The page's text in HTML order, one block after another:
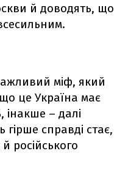
й доводять, що
міф, який
це Україна має
– далі
гірше справді стає,
російського